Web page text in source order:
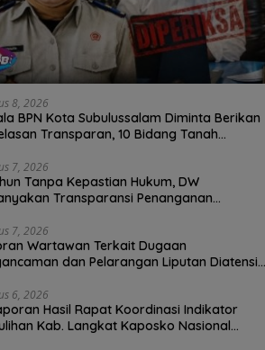
8, 2026
BPN Kota Subulussalam Diminta Berikan
Transparan, 10 Bidang Tanah
7, 2026
Tanpa Kepastian Hukum, DW
Transparansi Penanganan
7, 2026
Wartawan Terkait Dugaan
dan Pelarangan Liputan Diatensi
6, 2026
Hasil Rapat Koordinasi Indikator
Kab. Langkat Kaposko Nasional